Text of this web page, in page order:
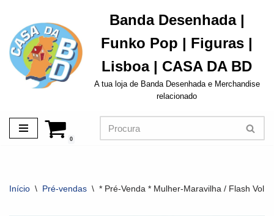
Avançar
para
o
conteúdo
Banda Desenhada |
Funko Pop | Figuras |
Lisboa | CASA DA BD
A tua loja de Banda Desenhada e Merchandise
relacionado
0
Início \ Pré-vendas \ * Pré-Venda * Mulher-Maravilha / Flash Vol.